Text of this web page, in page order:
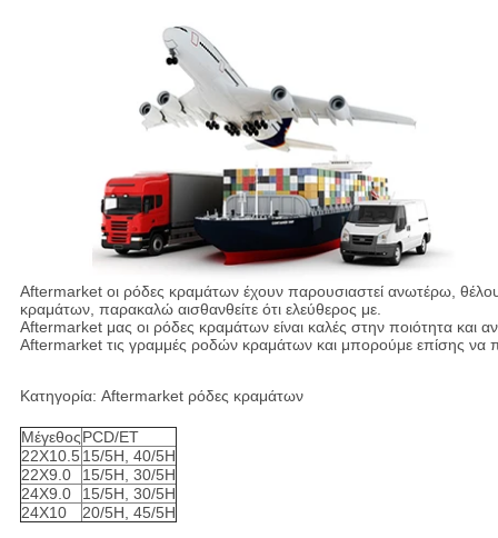
Aftermarket οι ρόδες κραμάτων έχουν παρουσιαστεί ανωτέρω,
κραμάτων, παρακαλώ αισθανθείτε ότι ελεύθερος με.
Aftermarket μας οι ρόδες κραμάτων είναι καλές στην ποιότητα και
Aftermarket τις γραμμές ροδών κραμάτων και μπορούμε επίσης
Κατηγορία: Aftermarket ρόδες κραμάτων
ΜέγεθοςPCD/ET
22X10.5 15/5H, 40/5H
22X9.0
15/5H, 30/5H
24X9.0
15/5H, 30/5H
24X10
20/5H, 45/5H